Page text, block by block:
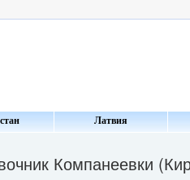
Латвия
Компанеевки